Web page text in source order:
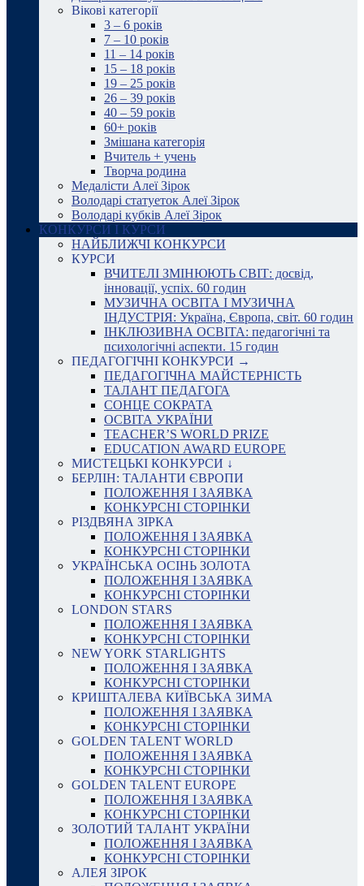
Вікові категорії
3 – 6 років
7 – 10 років
11 – 14 років
15 – 18 років
19 – 25 років
26 – 39 років
40 – 59 років
60+ років
Змішана категорія
Вчитель + учень
Творча родина
Медалісти Алеї Зірок
Володарі статуеток Алеї Зірок
Володарі кубків Алеї Зірок
КОНКУРСИ І КУРСИ
НАЙБЛИЖЧІ КОНКУРСИ
КУРСИ
ВЧИТЕЛІ ЗМІНЮЮТЬ СВІТ: досвід,
інновації, успіх. 60 годин
МУЗИЧНА ОСВІТА І МУЗИЧНА
ІНДУСТРІЯ: Україна, Європа, світ. 60 годин
ІНКЛЮЗИВНА ОСВІТА: педагогічні та
психологічні аспекти. 15 годин
ПЕДАГОГІЧНІ КОНКУРСИ →
ПЕДАГОГІЧНА МАЙСТЕРНІСТЬ
ТАЛАНТ ПЕДАГОГА
СОНЦЕ СОКРАТА
ОСВІТА УКРАЇНИ
TEACHER’S WORLD PRIZE
EDUCATION AWARD EUROPE
МИСТЕЦЬКІ КОНКУРСИ ↓
БЕРЛІН: ТАЛАНТИ ЄВРОПИ
ПОЛОЖЕННЯ І ЗАЯВКА
КОНКУРСНІ СТОРІНКИ
РІЗДВЯНА ЗІРКА
ПОЛОЖЕННЯ І ЗАЯВКА
КОНКУРСНІ СТОРІНКИ
УКРАЇНСЬКА ОСІНЬ ЗОЛОТА
ПОЛОЖЕННЯ І ЗАЯВКА
КОНКУРСНІ СТОРІНКИ
LONDON STARS
ПОЛОЖЕННЯ І ЗАЯВКА
КОНКУРСНІ СТОРІНКИ
NEW YORK STARLIGHTS
ПОЛОЖЕННЯ І ЗАЯВКА
КОНКУРСНІ СТОРІНКИ
КРИШТАЛЕВА КИЇВСЬКА ЗИМА
ПОЛОЖЕННЯ І ЗАЯВКА
КОНКУРСНІ СТОРІНКИ
GOLDEN TALENT WORLD
ПОЛОЖЕННЯ І ЗАЯВКА
КОНКУРСНІ СТОРІНКИ
GOLDEN TALENT EUROPE
ПОЛОЖЕННЯ І ЗАЯВКА
КОНКУРСНІ СТОРІНКИ
ЗОЛОТИЙ ТАЛАНТ УКРАЇНИ
ПОЛОЖЕННЯ І ЗАЯВКА
КОНКУРСНІ СТОРІНКИ
АЛЕЯ ЗІРОК